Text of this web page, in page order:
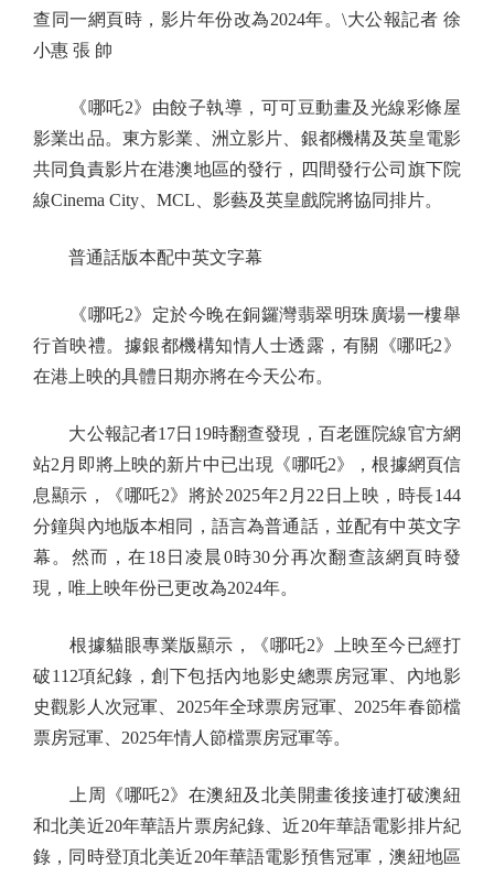
查同一網頁時，影片年份改為2024年。\大公報記者 徐
小惠 張 帥
《哪吒2》由餃子執導，可可豆動畫及光線彩條屋
影業出品。東方影業、洲立影片、銀都機構及英皇電影
共同負責影片在港澳地區的發行，四間發行公司旗下院
線Cinema City、MCL、影藝及英皇戲院將協同排片。
普通話版本配中英文字幕
《哪吒2》定於今晚在銅鑼灣翡翠明珠廣場一樓舉
行首映禮。據銀都機構知情人士透露，有關《哪吒2》
在港上映的具體日期亦將在今天公布。
大公報記者17日19時翻查發現，百老匯院線官方網
站2月即將上映的新片中已出現《哪吒2》，根據網頁信
息顯示，《哪吒2》將於2025年2月22日上映，時長144
分鐘與內地版本相同，語言為普通話，並配有中英文字
幕。然而，在18日凌晨0時30分再次翻查該網頁時發
現，唯上映年份已更改為2024年。
根據貓眼專業版顯示，《哪吒2》上映至今已經打
破112項紀錄，創下包括內地影史總票房冠軍、內地影
史觀影人次冠軍、2025年全球票房冠軍、2025年春節檔
票房冠軍、2025年情人節檔票房冠軍等。
上周《哪吒2》在澳紐及北美開畫後接連打破澳紐
和北美近20年華語片票房紀錄、近20年華語電影排片紀
錄，同時登頂北美近20年華語電影預售冠軍，澳紐地區